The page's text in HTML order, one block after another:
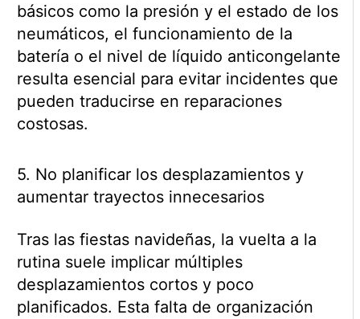
básicos como la presión y el estado de los
neumáticos, el funcionamiento de la
batería o el nivel de líquido anticongelante
resulta esencial para evitar incidentes que
pueden traducirse en reparaciones
costosas.
5. No planificar los desplazamientos y
aumentar trayectos innecesarios
Tras las fiestas navideñas, la vuelta a la
rutina suele implicar múltiples
desplazamientos cortos y poco
planificados. Esta falta de organización